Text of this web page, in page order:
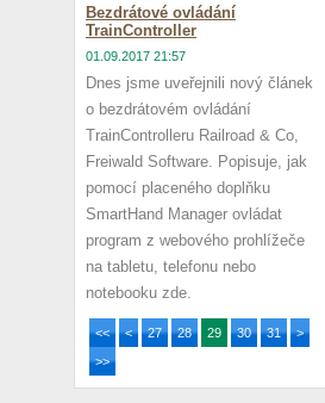
Bezdrátové ovládání
TrainController
01.09.2017 21:57
Dnes jsme uveřejnili nový článek
o bezdrátovém ovládání
TrainControlleru Railroad & Co,
Freiwald Software. Popisuje, jak
pomocí placeného doplňku
SmartHand Manager ovládat
program z webového prohlížeče
na tabletu, telefonu nebo
notebooku zde.
<< < 27 28 29 30 31
>
>>